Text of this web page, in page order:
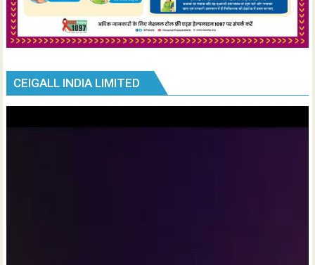
CEIGALL INDIA LIMITED